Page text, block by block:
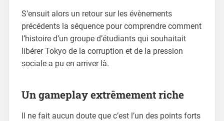
S’ensuit alors un retour sur les évènements
précédents la séquence pour comprendre comment
l’histoire d’un groupe d’étudiants qui souhaitait
libérer Tokyo de la corruption et de la pression
sociale a pu en arriver là.
Un gameplay extrêmement riche
Il ne fait aucun doute que c’est l’un des points forts